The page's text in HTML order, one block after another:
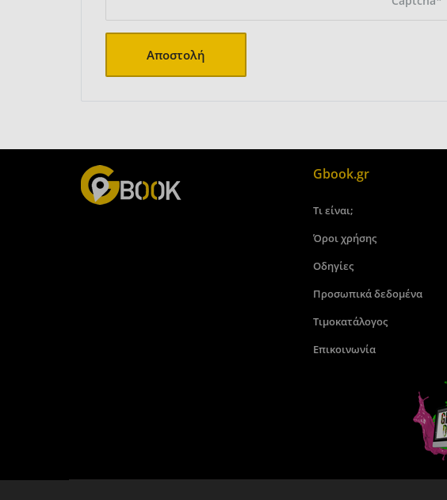
Αποστολή
Gbook.gr
Τι είναι;
Όροι χρήσης
Οδηγίες
Προσωπικά δεδομένα
Τιμοκατάλογος
Επικοινωνία